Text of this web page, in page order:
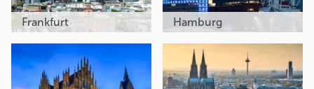
Frankfurt Hamburg